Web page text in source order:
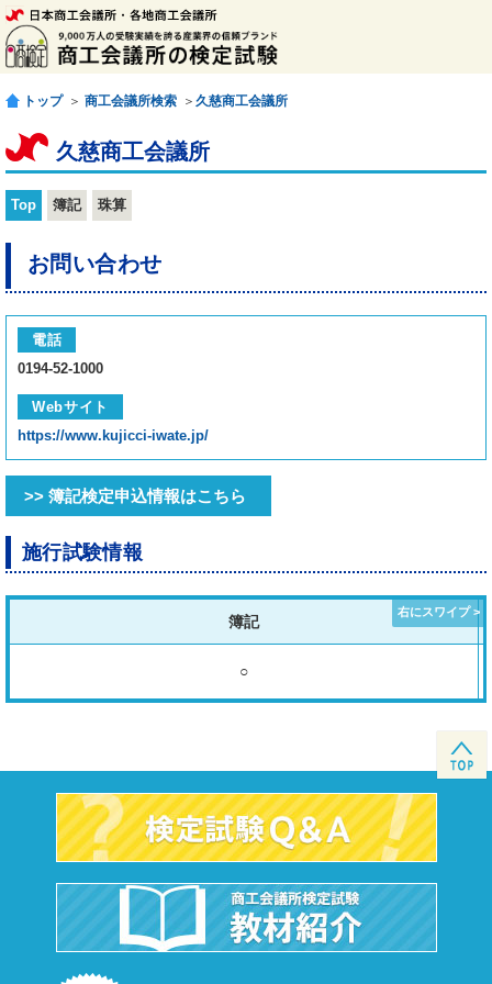
トップ ＞ 商工会議所検索 ＞ 久慈商工会議所
久慈商工会議所
Top 簿記 珠算
お問い合わせ
電話
0194-52-1000
Webサイト
https://www.kujicci-iwate.jp/
>> 簿記検定申込情報はこちら
施行試験情報
簿記
○